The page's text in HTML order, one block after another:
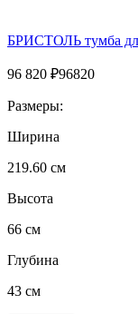
БРИСТОЛЬ тумба
96 820 ₽96820
Размеры:
Ширина
219.60 см
Высота
66 см
Глубина
43 см